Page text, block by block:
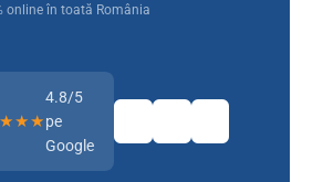
online în toată România
4.8/5
pe
Google